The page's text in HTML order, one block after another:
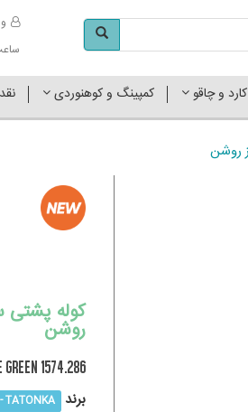
ساعت
کارد و چاقو کمپینگ و کوهنوردی
روشن
Green 1574.286
برند TATONKA - تاتونکا